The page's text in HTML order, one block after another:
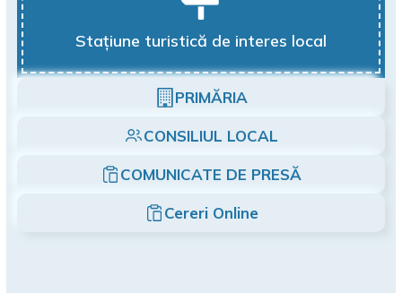
Stațiune turistică de interes local
PRIMĂRIA
CONSILIUL LOCAL
COMUNICATE DE PRESĂ
Cereri Online